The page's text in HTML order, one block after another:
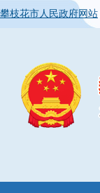
攀枝花市人民政府网站